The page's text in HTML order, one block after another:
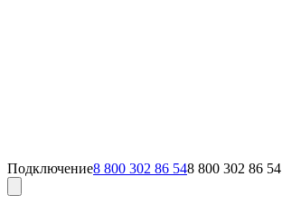
Подключение8 800 302 86 548 800 302 86 54